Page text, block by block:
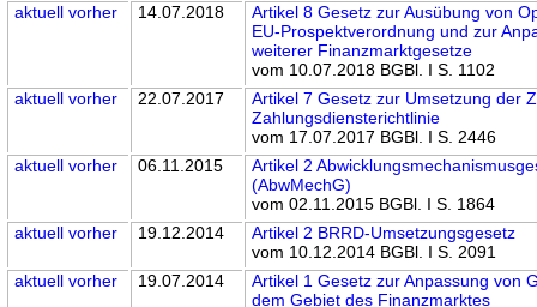
aktuell vorher 14.07.2018
Artikel 8 Gesetz zur Ausübung von
EU-Prospektverordnung und zur
weiterer Finanzmarktgesetze
vom 10.07.2018 BGBl. I S. 1102
aktuell vorher 22.07.2017
Artikel 7 Gesetz zur Umsetzung der
Zahlungsdiensterichtlinie
vom 17.07.2017 BGBl. I S. 2446
aktuell vorher 06.11.2015
Artikel 2
(AbwMechG)
vom 02.11.2015 BGBl. I S. 1864
aktuell vorher 19.12.2014
Artikel 2 BRRD-Umsetzungsgesetz
vom 10.12.2014 BGBl. I S. 2091
aktuell vorher 19.07.2014
Artikel 1 Gesetz zur Anpassung von
dem Gebiet des Finanzmarktes